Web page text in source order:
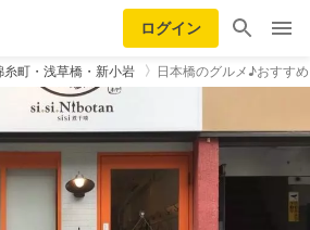
ログイン
糸町・浅草橋・新小岩 日本橋のグルメ♪おすす